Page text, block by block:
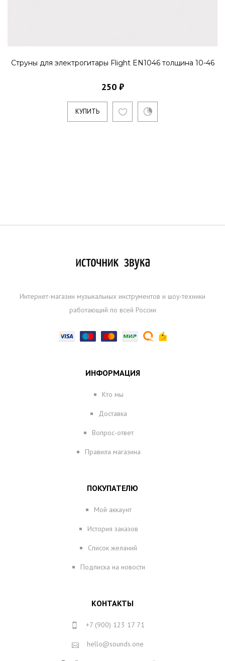
Струны для электрогитары Flight EN1046 толщина 10-46
250 ₽
КУПИТЬ
Интернет-магазин музыкальных инструментов и шоу-техники
работающий по всей России
ИНФОРМАЦИЯ
Кто мы
Доставка
Вопрос-ответ
Правила магазина
ПОКУПАТЕЛЮ
Мой аккаунт
История заказов
Список желаний
Подписка на новости
КОНТАКТЫ
+7 (900) 123 17 71
hello@sounds.one